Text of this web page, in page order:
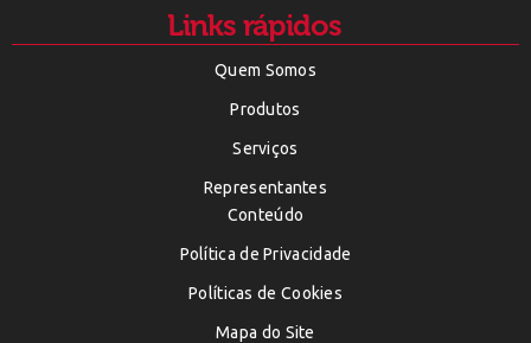
Links rápidos
Quem Somos
Produtos
Serviços
Representantes
Conteúdo
Política de Privacidade
Políticas de Cookies
Mapa do Site